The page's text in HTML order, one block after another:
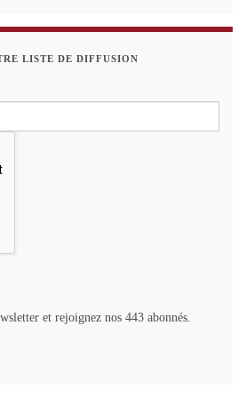
LISTE DE DIFFUSION
et rejoignez nos 443 abonnés.